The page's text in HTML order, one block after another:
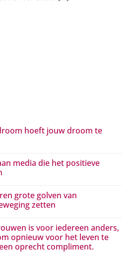
hoeft jouw droom te
media die het positieve
grote golven van
zetten
is voor iedereen anders,
opnieuw voor het leven te
oprecht compliment.